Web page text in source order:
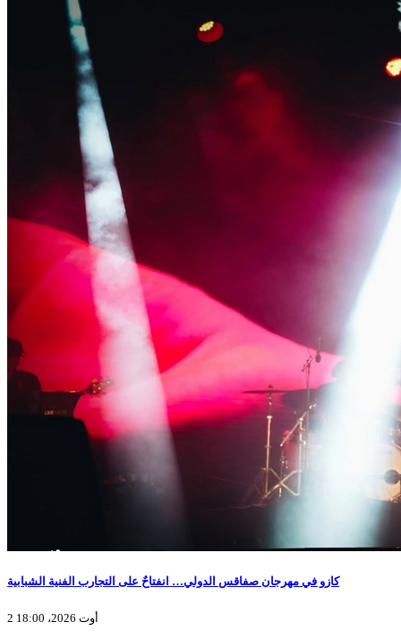
كازو في مهرجان صفاقس الدولي… انفتاحٌ على التجارب الفنية الشبابية
2 أوت 2026، 18:00